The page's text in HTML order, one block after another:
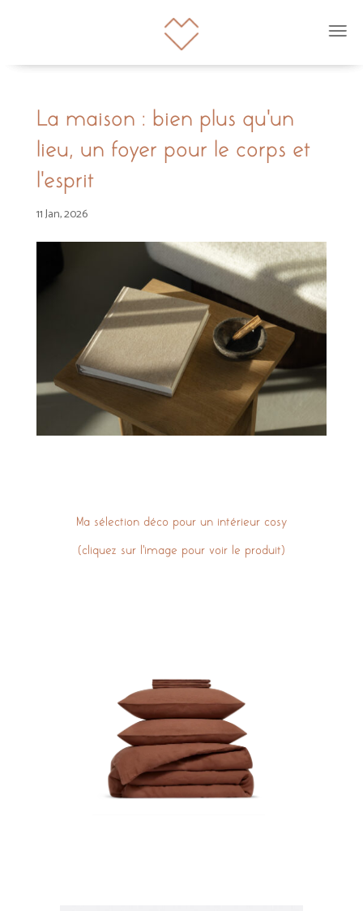
La maison : bien plus qu’un
lieu, un foyer pour le corps et
l’esprit
11 Jan, 2026
Ma sélection déco pour un intérieur cosy
(cliquez sur l’image pour voir le produit)